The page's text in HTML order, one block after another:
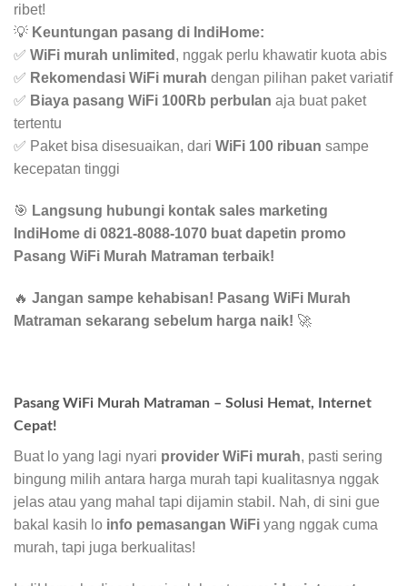
ribet!
💡 Keuntungan pasang di IndiHome:
✅ WiFi murah unlimited , nggak perlu khawatir kuota abis
✅ Rekomendasi WiFi murah dengan pilihan paket variatif
✅ Biaya pasang WiFi 100Rb perbulan aja buat paket
tertentu
✅ Paket bisa disesuaikan, dari WiFi 100 ribuan sampe
kecepatan tinggi
🎯 Langsung hubungi kontak sales marketing
IndiHome di 0821-8088-1070 buat dapetin promo
Pasang WiFi Murah Matraman terbaik!
🔥 Jangan sampe kehabisan! Pasang WiFi Murah
Matraman sekarang sebelum harga naik! 🚀
Pasang WiFi Murah Matraman – Solusi Hemat, Internet
Cepat!
Buat lo yang lagi nyari provider WiFi murah, pasti sering
bingung milih antara harga murah tapi kualitasnya nggak
jelas atau yang mahal tapi dijamin stabil. Nah, di sini gue
bakal kasih lo info pemasangan WiFi yang nggak cuma
murah, tapi juga berkualitas!